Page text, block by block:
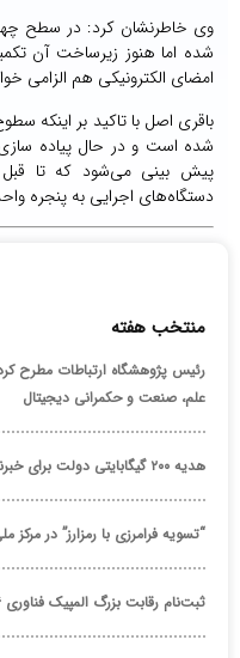
وی خاطرنشان کرد: در سطح
شده اما هنوز زیرساخت آن
امضای الکترونیکی هم الزامی
باقری اصل با تاکید بر اینکه
شده است و در حال پیاده
دستگاه‌های اجرایی به پنجره
منتخب هفته
رئیس پژوهشگاه ارتباطات مطرح
علم، صنعت و حکمرانی دیجیتال
هدیه ۲۰۰ گیگابایتی دولت برای خبرنگاران ایرانسلی
“تسویه فرامرزی با رمزارز” در
ثبت‌نام رقابت بزرگ المپیک فناوری ۲۰۲۶ آغاز شد